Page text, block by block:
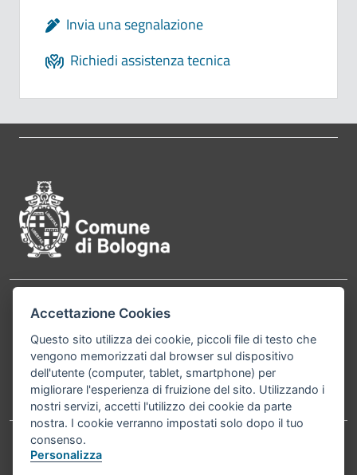
Invia una segnalazione
Richiedi assistenza tecnica
Contatti
Comune di Bologna, Piazza Maggiore, 6 - 40124
Bologna P.Iva 01232710374 Cod. IBAN: IT 88 R
02008 02435 000020067156
Telefono:051203040
Accessibilità Carta dei valori
Accettazione Cookies
Questo sito utilizza dei cookie, piccoli file di testo che
vengono memorizzati dal browser sul dispositivo
dell'utente (computer, tablet, smartphone) per
migliorare l'esperienza di fruizione del sito. Utilizzando i
nostri servizi, accetti l'utilizzo dei cookie da parte
nostra. I cookie verranno impostati solo dopo il tuo
consenso.
Personalizza